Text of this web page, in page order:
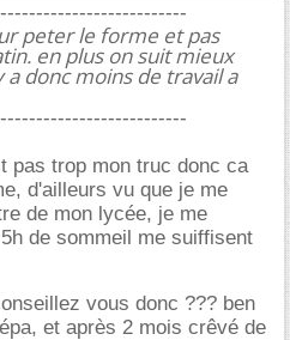
peter le forme et pas
en plus on suit mieux
donc moins de travail a
pas trop mon truc donc ca
d'ailleurs vu que je me
de mon lycée, je me
de sommeil me suiffisent
vous donc ??? ben
et après 2 mois crêvé de